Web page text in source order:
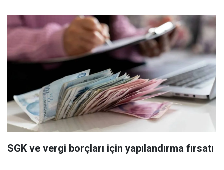
SGK ve vergi borçları için yapılandırma fırsatı